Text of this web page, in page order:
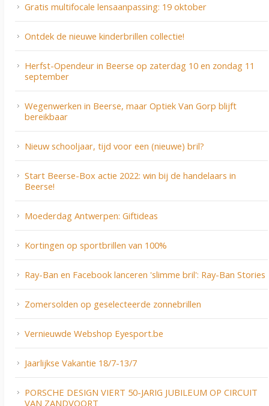
Gratis multifocale lensaanpassing: 19 oktober
Ontdek de nieuwe kinderbrillen collectie!
Herfst-Opendeur in Beerse op zaterdag 10 en zondag 11
september
Wegenwerken in Beerse, maar Optiek Van Gorp blijft
bereikbaar
Nieuw schooljaar, tijd voor een (nieuwe) bril?
Start Beerse-Box actie 2022: win bij de handelaars in
Beerse!
Moederdag Antwerpen: Giftideas
Kortingen op sportbrillen van 100%
Ray-Ban en Facebook lanceren 'slimme bril': Ray-Ban Stories
Zomersolden op geselecteerde zonnebrillen
Vernieuwde Webshop Eyesport.be
Jaarlijkse Vakantie 18/7-13/7
PORSCHE DESIGN VIERT 50-JARIG JUBILEUM OP CIRCUIT
VAN ZANDVOORT